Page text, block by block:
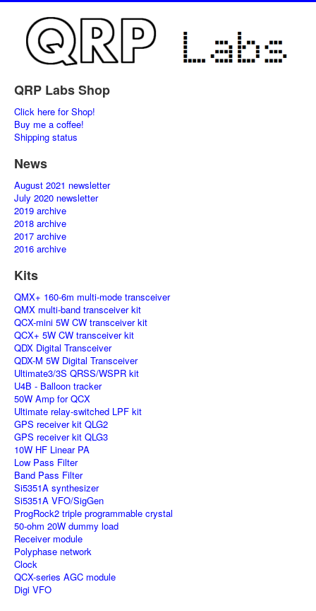
QRP Labs Shop
Click here for Shop!
Buy me a coffee!
Shipping status
News
August 2021 newsletter
July 2020 newsletter
2019 archive
2018 archive
2017 archive
2016 archive
Kits
QMX+ 160-6m multi-mode transceiver
QMX multi-band transceiver kit
QCX-mini 5W CW transceiver kit
QCX+ 5W CW transceiver kit
QDX Digital Transceiver
QDX-M 5W Digital Transceiver
Ultimate3/3S QRSS/WSPR kit
U4B - Balloon tracker
50W Amp for QCX
Ultimate relay-switched LPF kit
GPS receiver kit QLG2
GPS receiver kit QLG3
10W HF Linear PA
Low Pass Filter
Band Pass Filter
Si5351A synthesizer
Si5351A VFO/SigGen
ProgRock2 triple programmable crystal
50-ohm 20W dummy load
Receiver module
Polyphase network
Clock
QCX-series AGC module
Digi VFO